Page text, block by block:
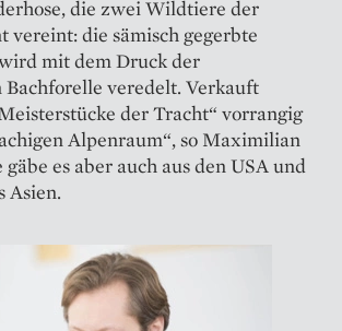
die zwei Wildtiere der
vereint: die sämisch gegerbte
mit dem Druck der
veredelt. Verkauft
der Tracht“ vorrangig
Alpenraum“, so Maximilian
gäbe es aber auch aus den USA und
Asien.